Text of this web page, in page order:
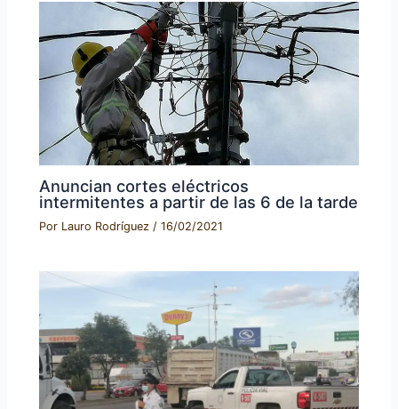
Anuncian cortes eléctricos
intermitentes a partir de las 6 de la tarde
Por Lauro Rodríguez/16/02/2021